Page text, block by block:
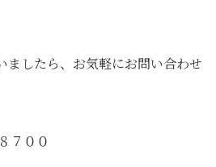
ましたら、お気軽にお問い合わせ
７００